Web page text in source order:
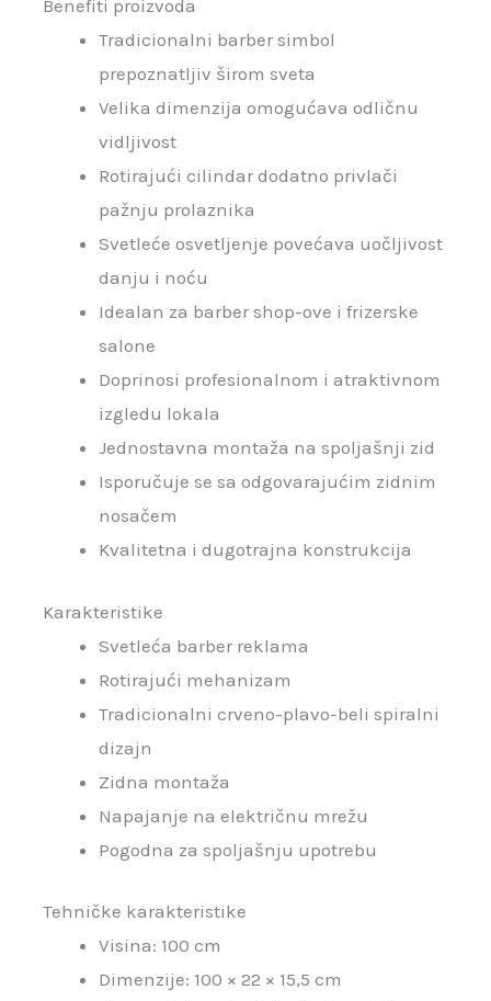
Benefiti proizvoda
Tradicionalni barber simbol
prepoznatljiv širom sveta
Velika dimenzija omogućava odličnu
vidljivost
Rotirajući cilindar dodatno privlači
pažnju prolaznika
Svetleće osvetljenje povećava uočljivost
danju i noću
Idealan za barber shop-ove i frizerske
salone
Doprinosi profesionalnom i atraktivnom
izgledu lokala
Jednostavna montaža na spoljašnji zid
Isporučuje se sa odgovarajućim zidnim
nosačem
Kvalitetna i dugotrajna konstrukcija
Karakteristike
Svetleća barber reklama
Rotirajući mehanizam
Tradicionalni crveno-plavo-beli spiralni
dizajn
Zidna montaža
Napajanje na električnu mrežu
Pogodna za spoljašnju upotrebu
Tehničke karakteristike
Visina: 100 cm
Dimenzije: 100 × 22 × 15,5 cm